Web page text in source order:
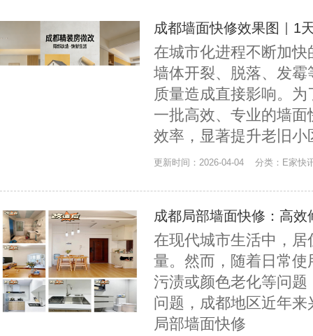
成都墙面快修效果图｜1
在城市化进程不断加
墙体开裂、脱落、发
质量造成直接影响。
一批高效、专业的墙面
效率，显著提升老旧
更新时间：2026-04-04 分类：E家
成都局部墙面快修：高
在现代城市生活中，
量。然而，随着日常
污渍或颜色老化等问
问题，成都地区近年
局部墙面快修